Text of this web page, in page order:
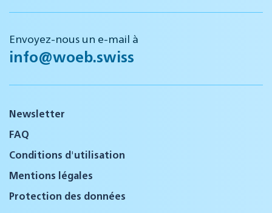
Envoyez-nous un e-mail à
info@woeb.swiss
Newsletter
FAQ
Conditions d'utilisation
Mentions légales
Protection des données